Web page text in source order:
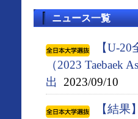
ニュース一覧
【U-
（2023 Taebaek
出
2023/09/10
【結